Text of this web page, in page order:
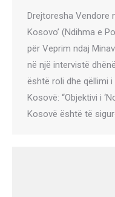
Drejtoresha Vendore
Kosovo’ (Ndihma e
për Veprim ndaj
në një intervistë
është roli dhe qëllimi i
Kosovë: “Objektivi i
Kosovë është të